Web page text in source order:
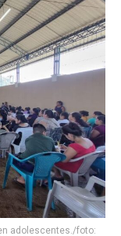
adolescentes./foto: